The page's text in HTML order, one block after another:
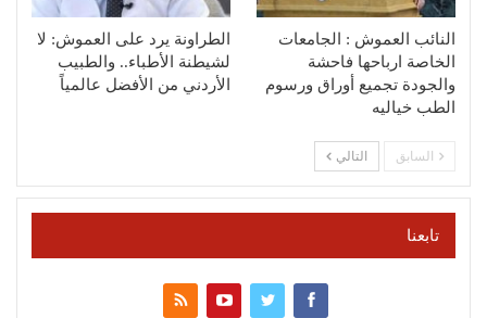
النائب العموش : الجامعات
الخاصة ارباحها فاحشة
والجودة تجميع أوراق ورسوم
الطب خياليه
الطراونة يرد على العموش: لا
لشيطنة الأطباء.. والطبيب
الأردني من الأفضل عالمياً
السابق التالي
تابعنا